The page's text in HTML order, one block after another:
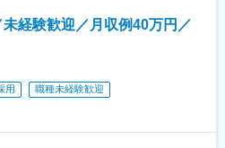
知県)、知多半田駅、御器所駅、名鉄名
町駅、蒲郡駅、三河田原駅、中岡崎
安城駅、西尾駅、岡崎駅、牛田駅(愛知
、尾張星の宮駅、小牧駅、津島駅、春
崎駅(東海道本線)、手柄駅、大阪ビジネ
新西大寺町筋駅、徳山駅、阿波富田
経験歓迎／月収例40万円／
用
職種未経験歓迎